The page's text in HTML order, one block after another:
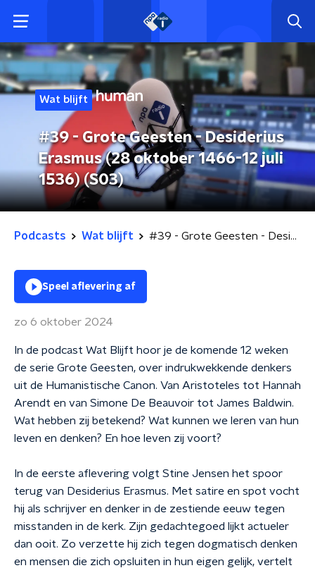
Wat blijft
#39 - Grote Geesten - Desiderius
Erasmus (28 oktober 1466-12 juli
1536) (S03)
Podcasts Wat blijft #39 - Grote Geesten - Desiderius Erasmus (28 oktober 1466-12 juli 1536) (S03)
Speel aflevering af
zo 6 oktober 2024
In de podcast Wat Blijft hoor je de komende 12 weken
de serie Grote Geesten, over indrukwekkende denkers
uit de Humanistische Canon. Van Aristoteles tot Hannah
Arendt en van Simone De Beauvoir tot James Baldwin.
Wat hebben zij betekend? Wat kunnen we leren van hun
leven en denken? En hoe leven zij voort?
In de eerste aflevering volgt Stine Jensen het spoor
terug van Desiderius Erasmus. Met satire en spot vocht
hij als schrijver en denker in de zestiende eeuw tegen
misstanden in de kerk. Zijn gedachtegoed lijkt actueler
dan ooit. Zo verzette hij zich tegen dogmatisch denken
en mensen die zich opsluiten in hun eigen gelijk, vertelt